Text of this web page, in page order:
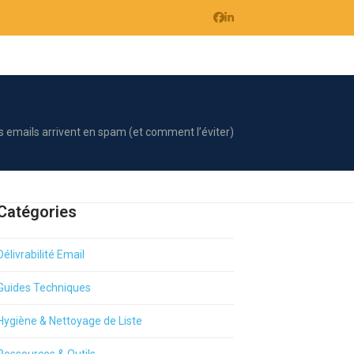
Facebook
LinkedIn
emails arrivent en spam (et comment l’éviter)
Email
Techniques
& Nettoyage de Liste